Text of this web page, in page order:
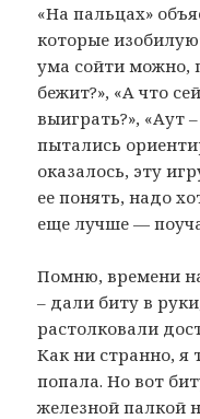
«На пальцах»
которые
ума сойти можно,
бежит?», «А что
выиграть?», «Аут
пытались
оказалось, эту
ее понять, надо
еще лучше —
Помню, времени
– дали биту в
растолковали
Как ни странно, я
попала. Но вот
железной палкой